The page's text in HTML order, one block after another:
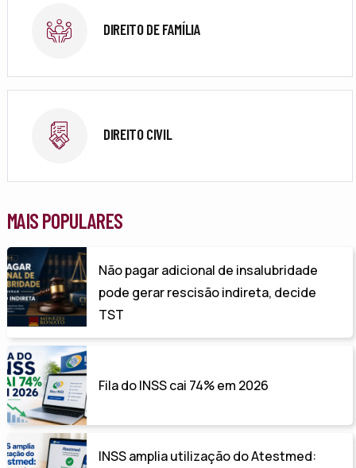
DIREITO DE FAMÍLIA
DIREITO CIVIL
MAIS POPULARES
Não pagar adicional de insalubridade
pode gerar rescisão indireta, decide
TST
Fila do INSS cai 74% em 2026
INSS amplia utilização do Atestmed: